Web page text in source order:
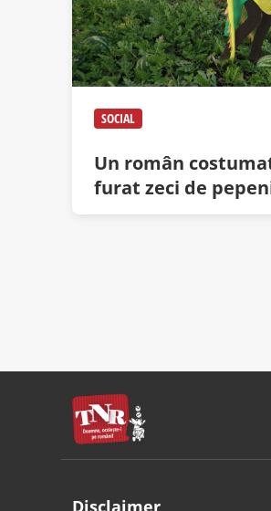
SOCIAL
Un român
furat zeci de
Disclaimer